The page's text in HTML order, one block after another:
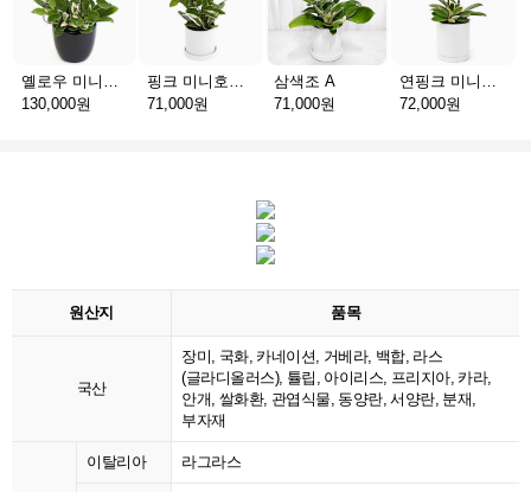
옐로우 미니호접 C
130,000원
핑크 미니호접 A
71,000원
삼색조 A
71,000원
연핑크 미니호접 A
72,000원
원산지 품목
국산
장미, 국화, 카네이션, 거베라, 백합, 라스
(글라디올러스), 튤립, 아이리스, 프리지아, 카라,
안개, 쌀화환, 관엽식물, 동양란, 서양란, 분재,
부자재
이탈리아 라그라스